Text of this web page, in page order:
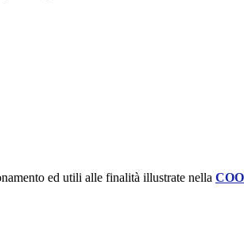
ed utili alle finalità illustrate nella